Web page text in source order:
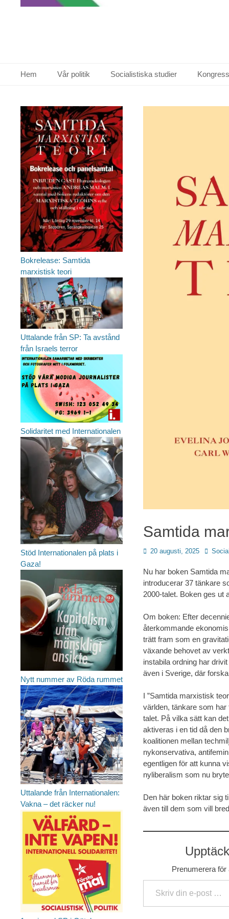
Primär meny
Hem Vår politik Socialistiska studier
Samtida
Publicerad
20 augusti, 2025
Nu har boken Samtida
introducerar 37 tänkare
2000-talet. Boken ges ut
Om boken: Efter
återkommande
trätt fram som en
växande behovet av
instabila ordning har
även i Sverige, där
I ”Samtida marxistisk
världen, tänkare som
talet. På vilka sätt kan
aktiveras i en tid då den
koalitionen mellan
nykonservativa,
egentligen för att kunna
nyliberalism som nu
Den här boken riktar sig
även till dem som vill
Prenumerera
Skriv din e-post …
Bokrelease: Samtida
marxistisk teori
Uttalande från SP: Ta avstånd
från Israels terror
Solidaritet med Internationalen
Stöd Internationalen på plats i
Gaza!
Nytt nummer av Röda rummet
Uttalande från Internationalen:
Vakna – det räcker nu!